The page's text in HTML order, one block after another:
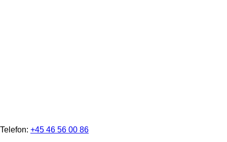
Telefon: +45 46 56 00 86